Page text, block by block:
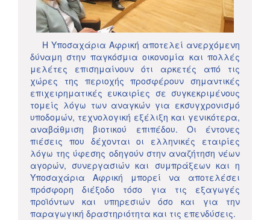
Η Υποσαχάρια Αφρική αποτελεί ανερχόμενη
δύναμη στην παγκόσμια οικονομία και πολλές
μελέτες επισημαίνουν ότι αρκετές από τις
χώρες της περιοχής προσφέρουν σημαντικές
επιχειρηματικές ευκαιρίες σε συγκεκριμένους
τομείς λόγω των αναγκών για εκσυγχρονισμό
υποδομών, τεχνολογική εξέλιξη και γενικότερα,
αναβάθμιση βιοτικού επιπέδου. Οι έντονες
πιέσεις που δέχονται οι ελληνικές εταιρίες
λόγω της ύφεσης οδηγούν στην αναζήτηση νέων
αγορών, συνεργασιών και συμπράξεων και η
Υποσαχάρια Αφρική μπορεί να αποτελέσει
πρόσφορη διέξοδο τόσο για τις εξαγωγές
προϊόντων και υπηρεσιών όσο και για την
παραγωγική δραστηριότητα και τις επενδύσεις.